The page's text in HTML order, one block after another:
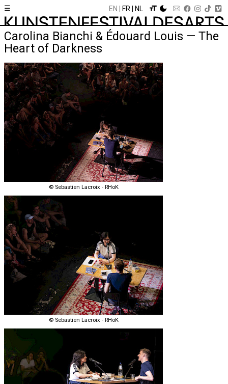
☰ EN FR NL
Carolina Bianchi & Édouard Louis — The
Heart of Darkness
© Sebastien Lacroix - RHoK
© Sebastien Lacroix - RHoK